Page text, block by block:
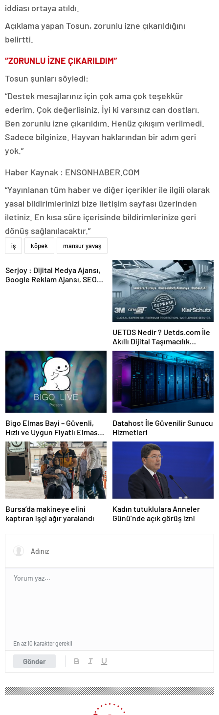
iddiası ortaya atıldı.
Açıklama yapan Tosun, zorunlu izne çıkarıldığını
belirtti.
“ZORUNLU İZNE ÇIKARILDIM”
Tosun şunları söyledi:
“Destek mesajlarınız için çok ama çok teşekkür
ederim. Çok değerlisiniz. İyi ki varsınız can dostları.
Ben zorunlu izne çıkarıldım. Henüz çıkışım verilmedi.
Sadece bilginize. Hayvan haklarından bir adım geri
yok.”
Haber Kaynak : ENSONHABER.COM
“Yayınlanan tüm haber ve diğer içerikler ile ilgili olarak
yasal bildirimlerinizi bize iletişim sayfası üzerinden
iletiniz. En kısa süre içerisinde bildirimlerinize geri
dönüş sağlanılacaktır.”
iş köpek mansur yavaş
Serjoy : Dijital Medya Ajansı,
Google Reklam Ajansı, SEO
UETDS Nedir ? Uetds.com İle
Akıllı Dijital Taşımacılık
Yazılımı
Bigo Elmas Bayi – Güvenli,
Hızlı ve Uygun Fiyatlı Elmas
Satın Almanın Yeni Adresi
Datahost İle Güvenilir Sunucu
Hizmetleri
Bursa’da makineye elini
kaptıran işçi ağır yaralandı
Kadın tutuklulara Anneler
Günü’nde açık görüş izni
Gönder
En az 10 karakter gerekli